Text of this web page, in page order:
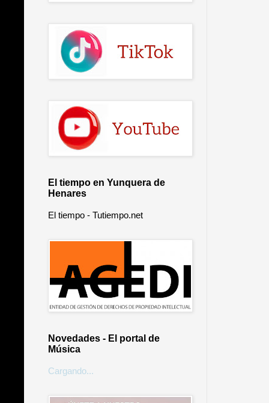
El tiempo en Yunquera de
Henares
El tiempo - Tutiempo.net
Novedades - El portal de
Música
Cargando...